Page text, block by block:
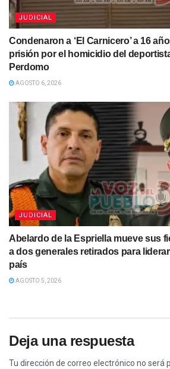
JUDICIAL
Condenaron a ‘El Carnicero’ a 16
prisión por el homicidio del
Perdomo
AGOSTO 6, 2026
JUDICIAL
Abelardo de la Espriella mueve sus
a dos generales retirados para
país
AGOSTO 5, 2026
Deja una respuesta
Tu dirección de correo electrónico no será